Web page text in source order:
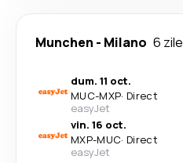
Munchen - Milano 6 zile
dum. 11 oct.
MUC-MXP· Direct
easyJet
vin. 16 oct.
MXP-MUC· Direct
easyJet